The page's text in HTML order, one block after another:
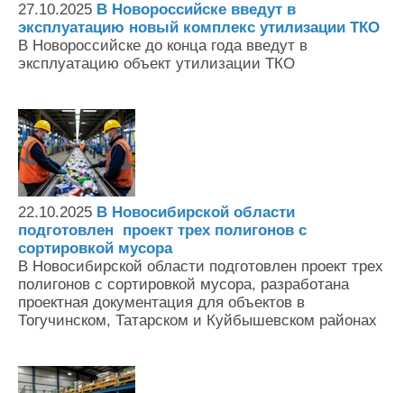
27.10.2025 В Новороссийске введут в
эксплуатацию новый комплекс утилизации ТКО
В Новороссийске до конца года введут в
эксплуатацию объект утилизации ТКО
22.10.2025 В Новосибирской области
подготовлен проект трех полигонов с
сортировкой мусора
В Новосибирской области подготовлен проект трех
полигонов с сортировкой мусора, разработана
проектная документация для объектов в
Тогучинском, Татарском и Куйбышевском районах